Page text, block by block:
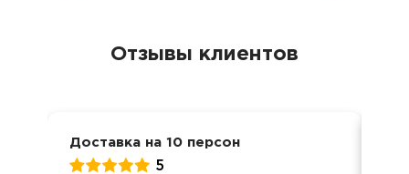
Отзывы клиентов
Доставка на 10 персон
5